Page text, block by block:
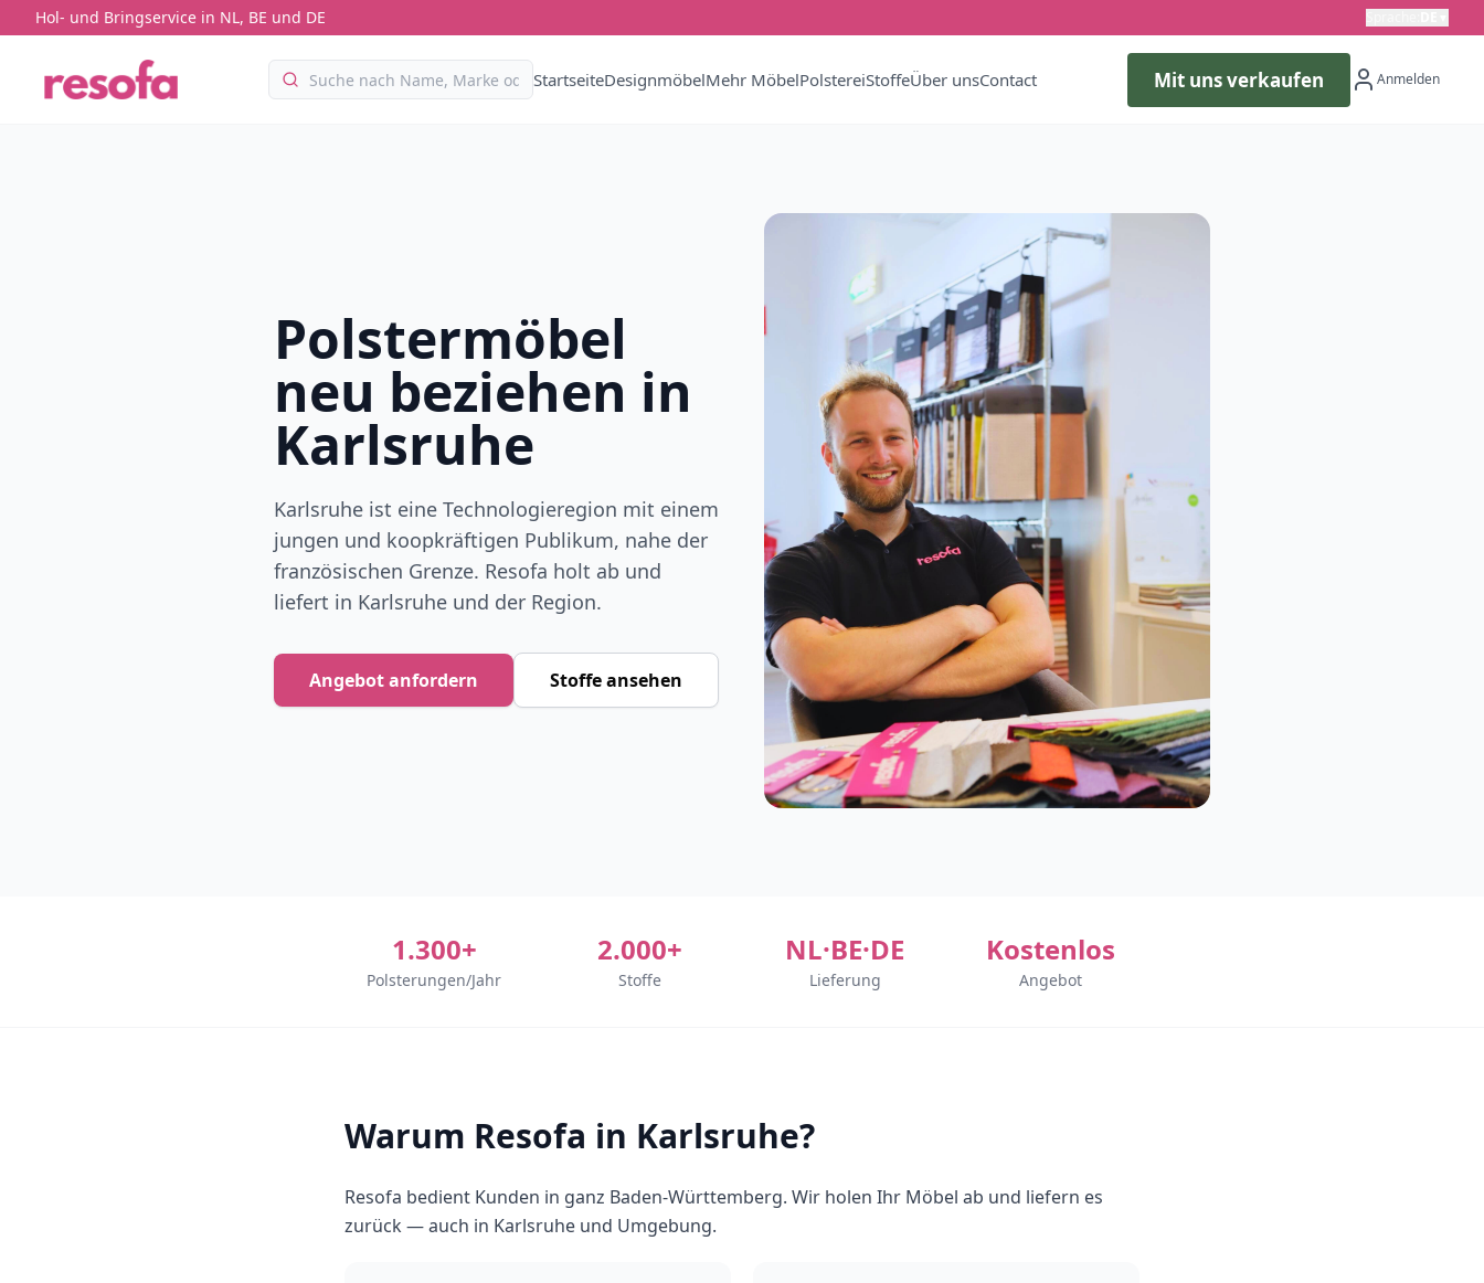
Hol- und Bringservice in NL, BE und DE
StartseiteDesignmöbelMehr MöbelPolstereiStoffeÜber unsContact Mit uns verkaufen Anmelden
Polstermöbel
neu beziehen in
Karlsruhe
Karlsruhe ist eine Technologieregion mit einem
jungen und koopkräftigen Publikum, nahe der
französischen Grenze. Resofa holt ab und
liefert in Karlsruhe und der Region.
Angebot anfordern Stoffe ansehen
1.300+
Polsterungen/Jahr
2.000+
Stoffe
NL·BE·DE
Lieferung
Kostenlos
Angebot
Warum Resofa in Karlsruhe?
Resofa bedient Kunden in ganz Baden-Württemberg. Wir holen Ihr Möbel ab und liefern es
zurück — auch in Karlsruhe und Umgebung.